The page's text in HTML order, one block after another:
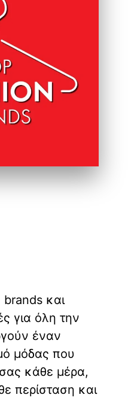
και
για όλη την
έναν
μόδας που
κάθε μέρα,
περίσταση και